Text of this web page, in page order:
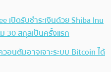
เปิดรับชำระเงินด้วย Shiba Inu
30 สกุลเป็นครั้งแรก
อนตัมอาจเจาะระบบ Bitcoin ได้